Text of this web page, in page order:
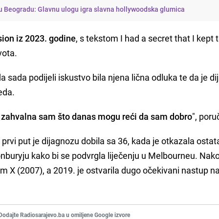
Glavnu ulogu igra slavna hollywoodska glumica
iz 2023. godine, s tekstom I had a secret that I kept
sada podijeli iskustvo bila njena lična odluka te da je
sam što danas mogu reći da sam dobro",
put je dijagnozu dobila sa 36, kada je otkazala
kako bi se podvrgla liječenju u Melbourneu.
X (2007), a 2019. je ostvarila dugo očekivani nastup
Radiosarajevo.ba u omiljene Google izvore